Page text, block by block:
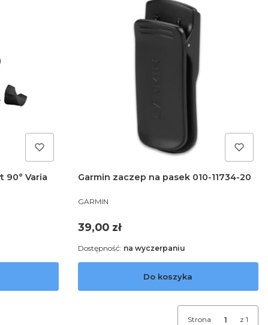
90° Varia
Garmin zaczep na pasek 010-11734-20
PRODUCENT
GARMIN
Cena
39,00 zł
Do koszyka
Dostępność: na wyczerpaniu
Strona z 1